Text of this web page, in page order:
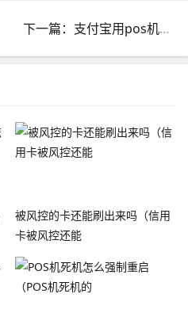
下一篇：支付宝用pos机怎么刷出钱_支付宝花呗用pos机怎么刷
被风控的卡还能刷出来吗（信用
卡被风控还能